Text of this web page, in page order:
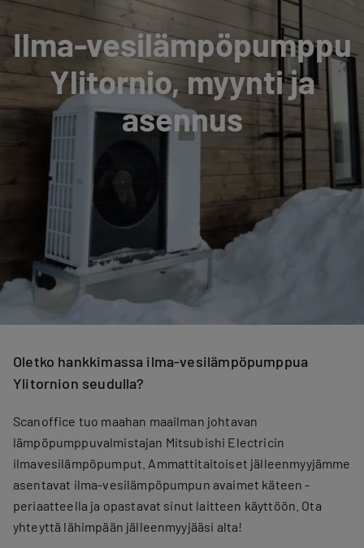
Ilma-vesilämpöpumppu
Ylitornio, myynti ja
asennus
Oletko hankkimassa ilma-vesilämpöpumppua
Ylitornion seudulla?
Scanoffice tuo maahan maailman johtavan
lämpöpumppuvalmistajan Mitsubishi Electricin
ilmavesilämpöpumput. Ammattitaitoiset jälleenmyyjämme
asentavat ilma-vesilämpöpumpun avaimet käteen -
periaatteella ja opastavat sinut laitteen käyttöön. Ota
yhteyttä lähimpään jälleenmyyjääsi alta!